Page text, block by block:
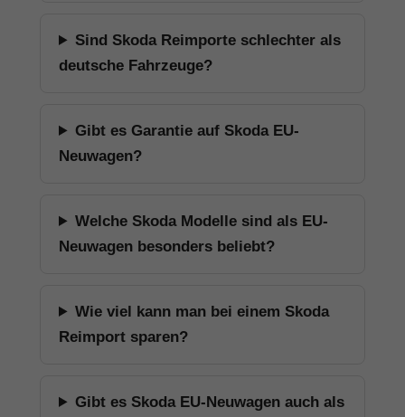
Sind Skoda Reimporte schlechter als
deutsche Fahrzeuge?
Gibt es Garantie auf Skoda EU-
Neuwagen?
Welche Skoda Modelle sind als EU-
Neuwagen besonders beliebt?
Wie viel kann man bei einem Skoda
Reimport sparen?
Gibt es Skoda EU-Neuwagen auch als